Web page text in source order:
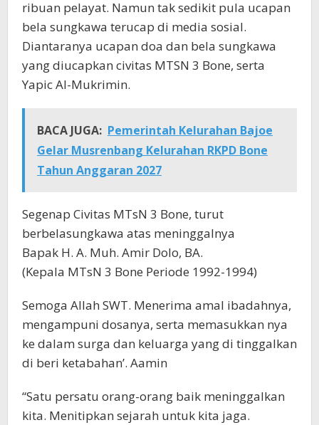
ribuan pelayat. Namun tak sedikit pula ucapan
bela sungkawa terucap di media sosial.
Diantaranya ucapan doa dan bela sungkawa
yang diucapkan civitas MTSN 3 Bone, serta
Yapic Al-Mukrimin.
BACA JUGA: Pemerintah Kelurahan Bajoe
Gelar Musrenbang Kelurahan RKPD Bone
Tahun Anggaran 2027
Segenap Civitas MTsN 3 Bone, turut
berbelasungkawa atas meninggalnya
Bapak H. A. Muh. Amir Dolo, BA.
(Kepala MTsN 3 Bone Periode 1992-1994)
Semoga Allah SWT. Menerima amal ibadahnya,
mengampuni dosanya, serta memasukkan nya
ke dalam surga dan keluarga yang di tinggalkan
di beri ketabahan’. Aamin
“Satu persatu orang-orang baik meninggalkan
kita. Menitipkan sejarah untuk kita jaga.